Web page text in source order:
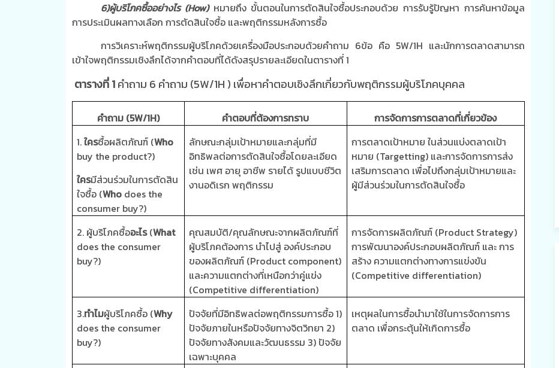
6)ผู้บริโภคซื้ออย่างไร (How) หมายถึง ขั้นตอนในการตัดสินใจซื้อประกอบด้วย การรับรู้ปัญหา การค้นหาข้อมูล
การประเมินผลทางเลือก การตัดสินใจซื้อ และพฤติกรรมหลังการซื้อ
การวิเคราะห์พฤติกรรมผู้บริโภคด้วยเครื่องมือประกอบด้วยคำถาม 6ข้อ คือ 5W/1H และนักการตลาดสามารถ
เข้าใจพฤติกรรมเชิงลึกได้จากคำตอบที่ได้ดังสรุปรายละเอียดในตารางที่1
ตารางที่ 1คำถาม 6 คำถาม (5W/1H) เพื่อหาคำตอบเชิงลึกเกี่ยวกับพฤติกรรมผู้บริโภคบุคคล
คำถาม (5W/1H) คำตอบที่ต้องการทราบ
การจัดการการตลาดที่เกี่ยวข้อง
1.ใครซื้อผลิตภัณฑ์ (Who
buy the product?)
ใครมีส่วนร่วมในการตัดสิน
ใจซื้อ (Whodoes the
consumer buy?)
ลักษณะกลุ่มเป้าหมายและกลุ่มที่มี
อิทธิพลต่อการตัดสินใจซื้อโดยละเอียด
เช่น เพศ อายุ อาชีพ รายได้ รูปแบบชีวิต
งานอดิเรก พฤติกรรม
การตลาดเป้าหมาย ในส่วนแบ่งตลาดเป้า
หมาย (Targetting) และการจัดการการส่ง
เสริมการตลาด เพื่อไปถึงกลุ่มเป้าหมายและ
ผู้มีส่วนร่วมในการตัดสินใจซื้อ
2. ผู้บริโภคซื้ออะไร(What
does the consumer
buy?)
คุณสมบัติ/คุณลักษณะจากผลิตภัณฑ์ที่
ผู้บริโภคต้องการ นำไปสู่ องค์ประกอบ
ของผลิตภัณฑ์ (Product component)
และความแตกต่างที่เหนือกว่าคู่แข่ง
(Competitive differentiation)
การจัดการผลิตภัณฑ์ (Product Strategy)
การพัฒนาองค์ประกอบผลิตภัณฑ์ และ การ
สร้าง ความแตกต่างทางการแข่งขัน
(Competitive differentiation)
3.ทำไมผู้บริโภคซื้อ (Why
does the consumer
buy?)
ปัจจัยที่มีอิทธิพลต่อพฤติกรรมการซื้อ1)
ปัจจัยภายในหรือปัจจัยทางจิตวิทยา 2)
ปัจจัยทางสังคมและวัฒนธรรม 3) ปัจจัย
เฉพาะบุคคล
เหตุผลในการซื้อนำมาใช้ในการจัดการการ
ตลาด เพื่อกระตุ้นให้เกิดการซื้อ